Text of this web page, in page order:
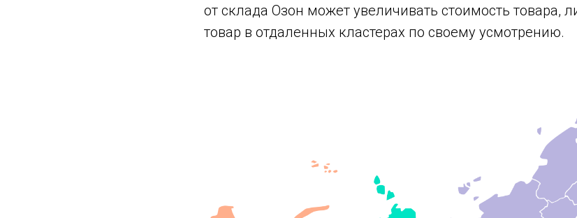
от склада Озон может увеличивать стоимость товара,
товар в отдаленных кластерах по своему усмотрению.